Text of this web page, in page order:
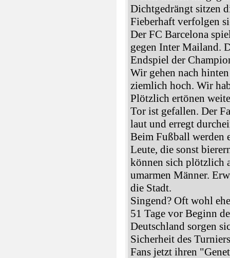
Dichtgedrängt sitzen
Fieberhaft verfolgen
Der FC Barcelona
gegen Inter Mailand.
Endspiel der
Wir gehen nach
ziemlich hoch. Wir
Plötzlich ertönen
Tor ist gefallen. Der
laut und erregt
Beim Fußball werden
Leute, die sonst
können sich plötzlich
umarmen Männer.
die Stadt.
Singend? Oft wohl
51 Tage vor Beginn
Deutschland sorgen
Sicherheit des
Fans jetzt ihren